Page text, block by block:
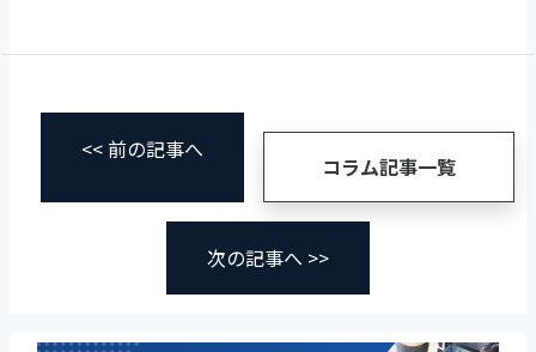
<< 前の記事へ
コラム記事一覧
次の記事へ >>